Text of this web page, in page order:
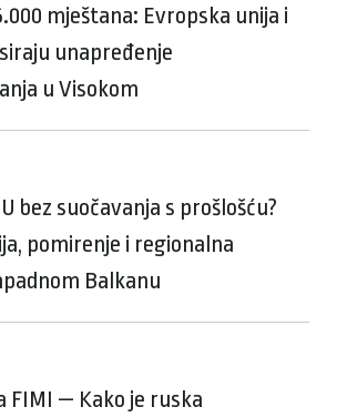
mještana: Evropska unija i
unapređenje
u Visokom
bez suočavanja s prošlošću?
pomirenje i regionalna
Balkanu
FIMI — Kako je ruska